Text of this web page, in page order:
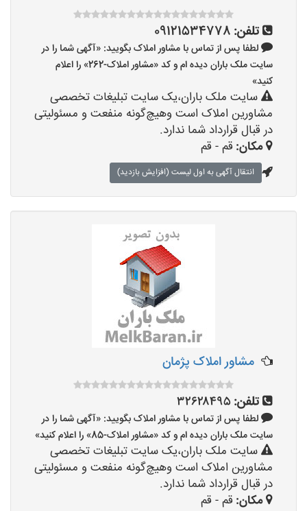
تلفن: 09121534778
لطفا پس از تماس با مشاور املاک بگویید: «آگهی شما را در
سایت ملک باران دیده ام و کد «مشاور املاک-262» را اعلام
کنید»
سایت ملک باران،یک سایت تبلیغات تخصصی
مشاورین املاک است وهیچ‌گونه منفعت و مسئولیتی
در قبال قرارداد شما ندارد.
مکان:قم - قم
انتقال آگهی به اول لیست (افزایش بازدید)
مشاور املاک پژمان
تلفن: ۳۲۶۲۸۴۹۵
لطفا پس از تماس با مشاور املاک بگویید: «آگهی شما را در
سایت ملک باران دیده ام و کد «مشاور املاک-85» را اعلام کنید»
سایت ملک باران،یک سایت تبلیغات تخصصی
مشاورین املاک است وهیچ‌گونه منفعت و مسئولیتی
در قبال قرارداد شما ندارد.
مکان:قم - قم